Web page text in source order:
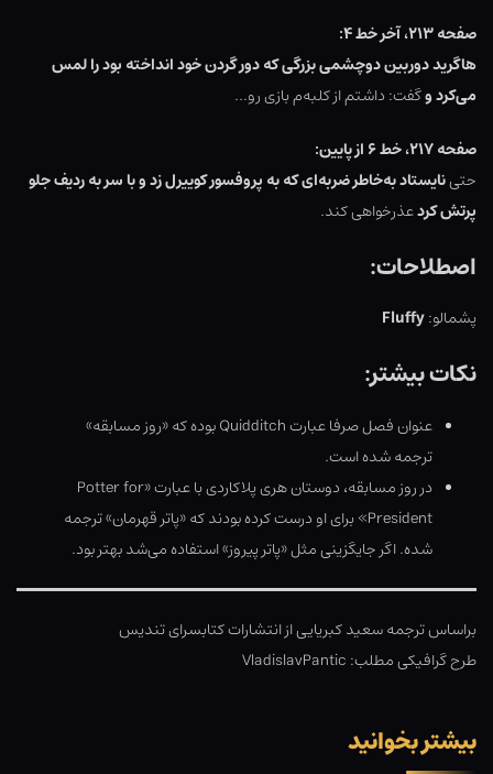
صفحه ۲۱۳، آخر خط ۴:
هاگرید دوربین دوچشمی بزرگی که دور گردن خود انداخته بود را لمس
می‌کرد وگفت: داشتم از کلبه‌م بازی رو…
صفحه ۲۱۷، خط ۶ از پایین:
حتینایستادبه‌خاطر ضربه‌ای که به پروفسور کوییرل زد و با سر به ردیف جلو
پرتش کردعذرخواهی کند.
اصطلاحات:
پشمالو:Fluffy
نکات بیشتر:
عنوان فصل صرفا عبارت Quidditch بوده که «روز مسابقه»
ترجمه شده است.
در روز مسابقه، دوستان هری پلاکاردی با عبارت «Potter for
President» برای او درست کرده بودند که «پاتر قهرمان» ترجمه
شده. اگر جایگزینی مثل «پاتر پیروز» استفاده می‌شد بهتر بود.
براساس ترجمه سعید کبریایی از انتشارات کتابسرای تندیس
طرح گرافیکی مطلب: VladislavPantic
بیشتر بخوانید